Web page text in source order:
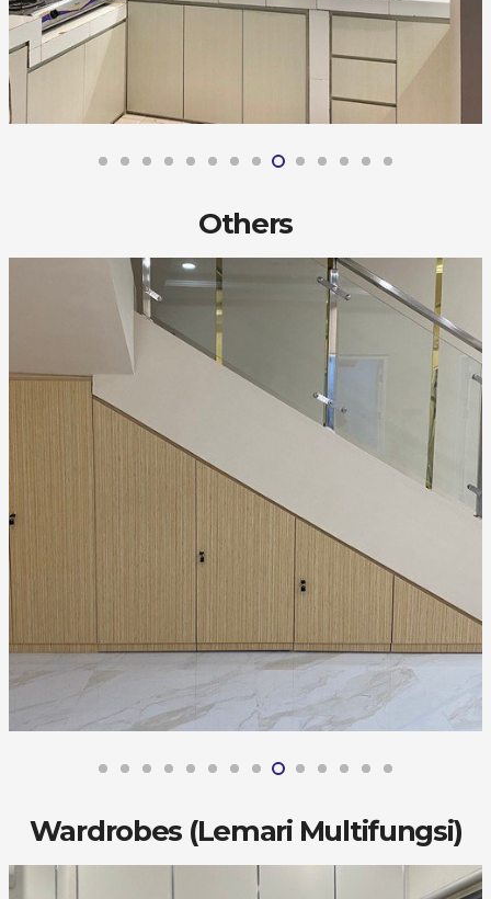
Others
Wardrobes (Lemari Multifungsi)